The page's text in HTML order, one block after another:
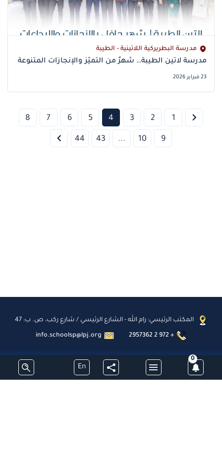
0
En
مدرسة البطريركية اللاتينية - الطيبة
مدرسة لاتين الطيبة… شهرٌ من التميّز والإنجازات المتنوعة
23 فبراير 2026
1
2
3
4
5
6
7
8
9
10
...
43
44
المكتب الرئيسي: رام الله - الشارع الرئيسي / شارع ركب، ص. ب: 47
2957362 2 972 +
info.schoolsp@lpj.org